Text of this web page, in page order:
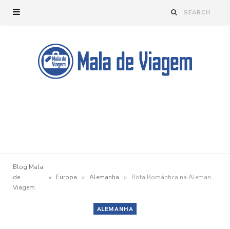
Blog Mala
de
Viagem
» Europa » Alemanha » Rota Romântica na Alemanha: sem ou com criança pequena
ALEMANHA